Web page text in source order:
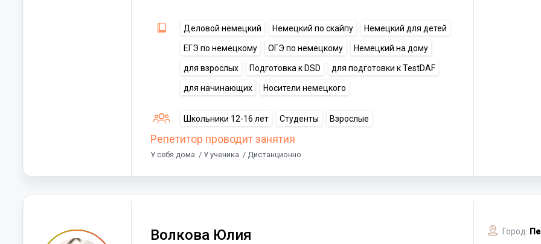
Деловой немецкий Немецкий по скайпу Немецкий для детей
ЕГЭ по немецкому ОГЭ по немецкому Немецкий на дому
для взрослых Подготовка к DSD для подготовки к TestDAF
для начинающих Носители немецкого
Школьники 12-16 лет Студенты Взрослые
Репетитор проводит занятия
У себя дома / У ученика / Дистанционно
Волкова Юлия Город: